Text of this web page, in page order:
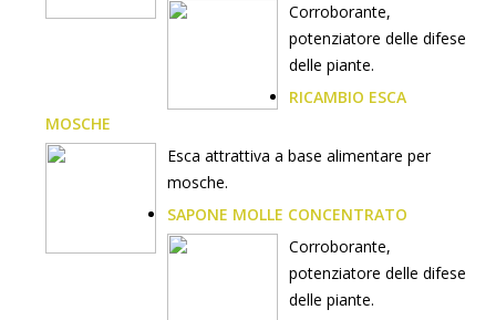
Corroborante,
potenziatore delle difese
delle piante.
RICAMBIO ESCA
MOSCHE
Esca attrattiva a base alimentare per
mosche.
SAPONE MOLLE CONCENTRATO
Corroborante,
potenziatore delle difese
delle piante.